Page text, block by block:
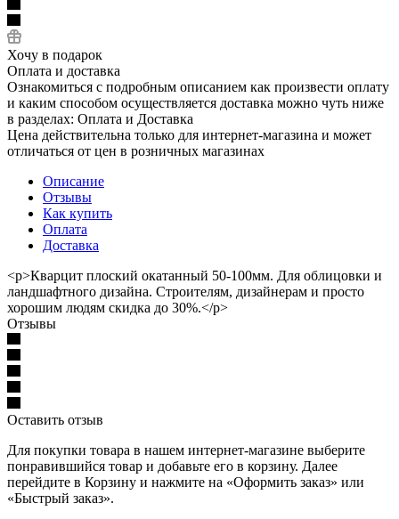
Хочу в подарок
Оплата и доставка
Ознакомиться с подробным описанием как произвести оплату
и каким способом осуществляется доставка можно чуть ниже
в разделах: Оплата и Доставка
Цена действительна только для интернет-магазина и может
отличаться от цен в розничных магазинах
Описание
Отзывы
Как купить
Оплата
Доставка
<p>Кварцит плоский окатанный 50-100мм. Для облицовки и
ландшафтного дизайна. Строителям, дизайнерам и просто
хорошим людям скидка до 30%.</p>
Отзывы
Оставить отзыв
Для покупки товара в нашем интернет-магазине выберите
понравившийся товар и добавьте его в корзину. Далее
перейдите в Корзину и нажмите на «Оформить заказ» или
«Быстрый заказ».